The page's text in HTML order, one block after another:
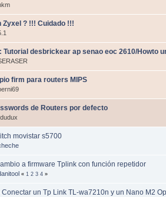
Zyxel ? !!! Cuidado !!!
Tutorial desbrickear ap senao eoc 2610/Howto
firm para routers MIPS
de Routers por defecto
movistar s5700
a firmware Tplink con función repetidor
« 1 2 3 4»
un Tp Link TL-wa7210n y un Nano M2